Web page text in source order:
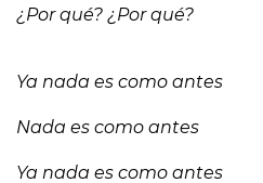
¿Por qué? ¿Por qué?
Ya nada es como antes
Nada es como antes
Ya nada es como antes